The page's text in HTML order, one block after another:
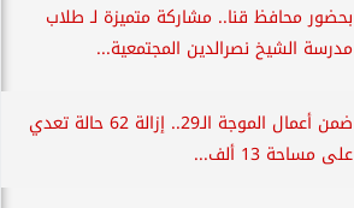
بحضور محافظ قنا.. مشاركة متميزة لـ طلاب
مدرسة الشيخ نصرالدين المجتمعية...
ضمن أعمال الموجة الـ29.. إزالة 62 حالة تعدي
على مساحة 13 ألف...